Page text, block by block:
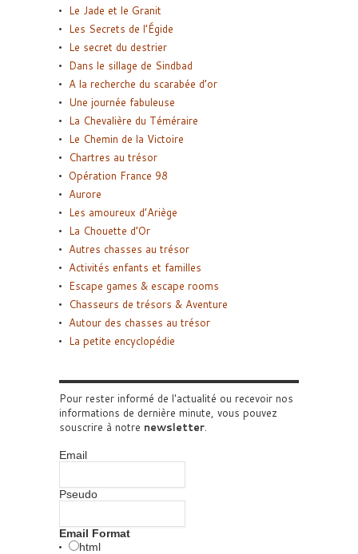
Le Jade et le Granit
Les Secrets de l’Égide
Le secret du destrier
Dans le sillage de Sindbad
A la recherche du scarabée d’or
Une journée fabuleuse
La Chevalière du Téméraire
Le Chemin de la Victoire
Chartres au trésor
Opération France 98
Aurore
Les amoureux d’Ariège
La Chouette d’Or
Autres chasses au trésor
Activités enfants et familles
Escape games & escape rooms
Chasseurs de trésors & Aventure
Autour des chasses au trésor
La petite encyclopédie
Pour rester informé de l'actualité ou recevoir nos
informations de dernière minute, vous pouvez
souscrire à notre newsletter
Email
Pseudo
Email Format
html